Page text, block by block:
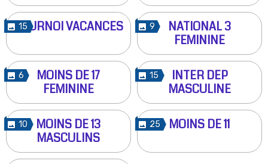
15
TOURNOI VACANCES 9
NATIONAL 3
FEMININE
6
MOINS DE 17
FEMININE
15
INTER DEP
MASCULINE
10
MOINS DE 13
MASCULINS
25 MOINS DE 11